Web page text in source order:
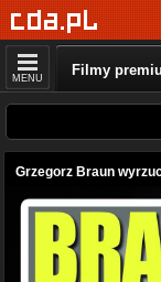
MENU Filmy
Grzegorz Braun